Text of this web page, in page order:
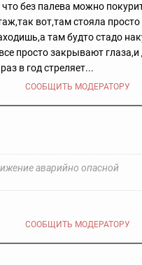
без палева можно
вот,там стояла
там будто стадо
просто закрывают глаза,и
в год стреляет...
СООБЩИТЬ МОДЕРАТОРУ
аварийно опасной
СООБЩИТЬ МОДЕРАТОРУ